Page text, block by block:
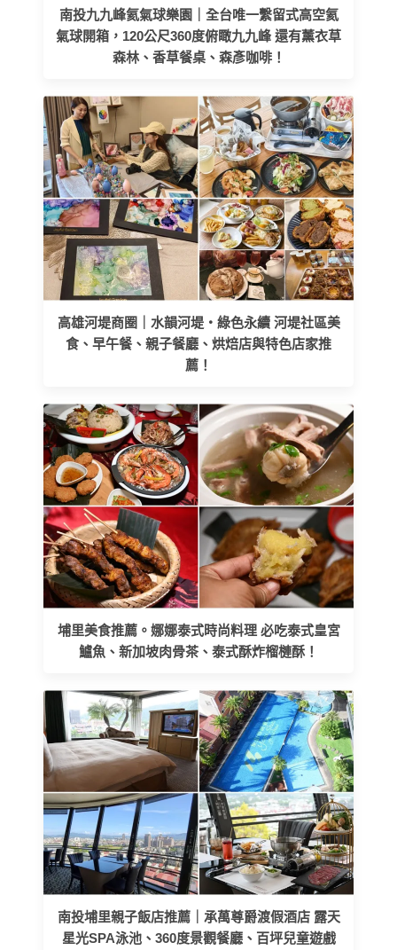
南投九九峰氦氣球樂園｜全台唯一繫留式高空氦
氣球開箱，120公尺360度俯瞰九九峰 還有薰衣草
森林、香草餐桌、森彥咖啡！
高雄河堤商圈｜水韻河堤‧綠色永續 河堤社區美
食、早午餐、親子餐廳、烘焙店與特色店家推
薦！
埔里美食推薦。娜娜泰式時尚料理 必吃泰式皇宮
鱸魚、新加坡肉骨茶、泰式酥炸榴槤酥！
南投埔里親子飯店推薦｜承萬尊爵渡假酒店 露天
星光SPA泳池、360度景觀餐廳、百坪兒童遊戲